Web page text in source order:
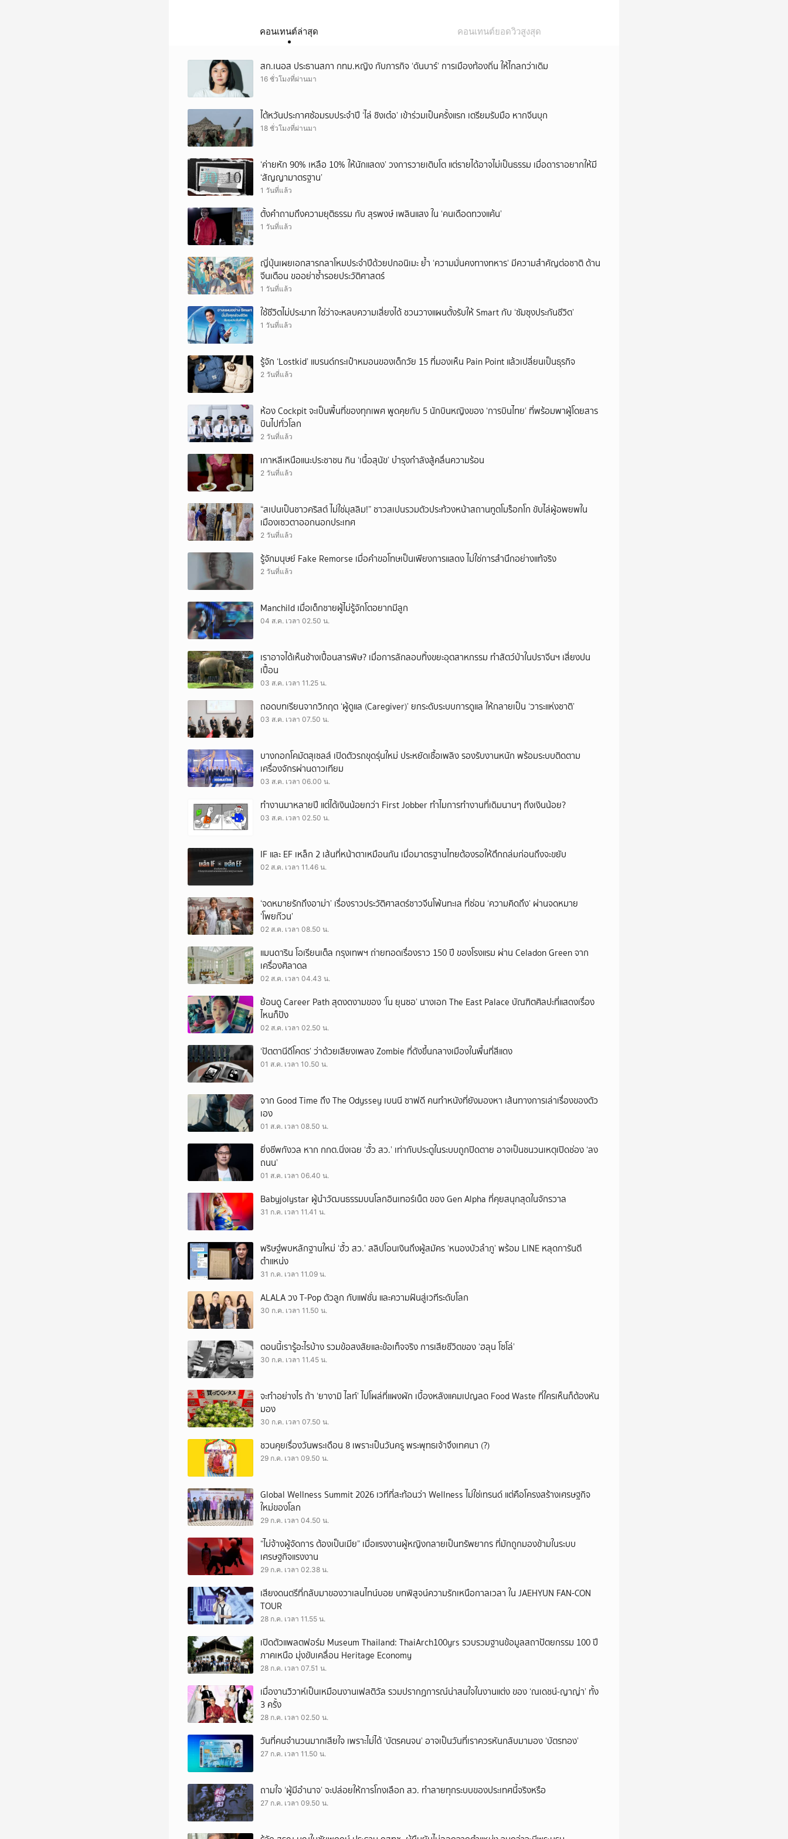
คอนเทนต์ล่าสุด คอนเทนต์ยอดวิวสูงสุด
สก.เนอส ประธานสภา กทม.หญิง กับภารกิจ ‘ดันบาร์’ การเมืองท้องถิ่น ให้ไกลกว่าเดิม
16 ชั่วโมงที่ผ่านมา
ไต้หวันประกาศซ้อมรบประจำปี ‘ไล่ ชิงเต๋อ’ เข้าร่วมเป็นครั้งแรก เตรียมรับมือ หากจีนบุก
18 ชั่วโมงที่ผ่านมา
‘ค่ายหัก 90% เหลือ 10% ให้นักแสดง’ วงการวายเติบโต แต่รายได้อาจไม่เป็นธรรม เมื่อดาราอยากให้มี
‘สัญญามาตรฐาน’
1 วันที่แล้ว
ตั้งคำถามถึงความยุติธรรม กับ สุรพงษ์ เพลินแสง ใน ‘คนเดือดทวงแค้น’
1 วันที่แล้ว
ญี่ปุ่นเผยเอกสารกลาโหมประจำปีด้วยปกอนิเมะ ย้ำ ‘ความมั่นคงทางทหาร’ มีความสำคัญต่อชาติ ด้าน
จีนเตือน ขออย่าซ้ำรอยประวัติศาสตร์
1 วันที่แล้ว
ใช้ชีวิตไม่ประมาท ใช่ว่าจะหลบความเสี่ยงได้ ชวนวางแผนตั้งรับให้ Smart กับ ‘ซัมซุงประกันชีวิต’
1 วันที่แล้ว
รู้จัก ‘Lostkid’ แบรนด์กระเป๋าหมอนของเด็กวัย 15 ที่มองเห็น Pain Point แล้วเปลี่ยนเป็นธุรกิจ
2 วันที่แล้ว
ห้อง Cockpit จะเป็นพื้นที่ของทุกเพศ พูดคุยกับ 5 นักบินหญิงของ ‘การบินไทย’ ที่พร้อมพาผู้โดยสาร
บินไปทั่วโลก
2 วันที่แล้ว
เกาหลีเหนือแนะประชาชน กิน ‘เนื้อสุนัข’ บำรุงกำลังสู้คลื่นความร้อน
2 วันที่แล้ว
“สเปนเป็นชาวคริสต์ ไม่ใช่มุสลิม!” ชาวสเปนรวมตัวประท้วงหน้าสถานทูตโมร็อกโก ขับไล่ผู้อพยพใน
เมืองเซวตาออกนอกประเทศ
2 วันที่แล้ว
รู้จักมนุษย์ Fake Remorse เมื่อคำขอโทษเป็นเพียงการแสดง ไม่ใช่การสำนึกอย่างแท้จริง
2 วันที่แล้ว
Manchild เมื่อเด็กชายผู้ไม่รู้จักโตอยากมีลูก
04 ส.ค. เวลา 02.50 น.
เราอาจได้เห็นช้างเปื้อนสารพิษ? เมื่อการลักลอบทิ้งขยะอุตสาหกรรม ทำสัตว์ป่าในปราจีนฯ เสี่ยงปน
เปื้อน
03 ส.ค. เวลา 11.25 น.
ถอดบทเรียนจากวิกฤต ‘ผู้ดูแล (Caregiver)’ ยกระดับระบบการดูแล ให้กลายเป็น ‘วาระแห่งชาติ’
03 ส.ค. เวลา 07.50 น.
บางกอกโคมัตสุเซลส์ เปิดตัวรถขุดรุ่นใหม่ ประหยัดเชื้อเพลิง รองรับงานหนัก พร้อมระบบติดตาม
เครื่องจักรผ่านดาวเทียม
03 ส.ค. เวลา 06.00 น.
ทำงานมาหลายปี แต่ได้เงินน้อยกว่า First Jobber ทำไมการทำงานที่เดิมนานๆ ถึงเงินน้อย?
03 ส.ค. เวลา 02.50 น.
IF และ EF เหล็ก 2 เส้นที่หน้าตาเหมือนกัน เมื่อมาตรฐานไทยต้องรอให้ตึกถล่มก่อนถึงจะขยับ
02 ส.ค. เวลา 11.46 น.
‘จดหมายรักถึงอาม่า’ เรื่องราวประวัติศาสตร์ชาวจีนโพ้นทะเล ที่ซ่อน ‘ความคิดถึง’ ผ่านจดหมาย
‘โพยก๊วน’
02 ส.ค. เวลา 08.50 น.
แมนดาริน โอเรียนเต็ล กรุงเทพฯ ถ่ายทอดเรื่องราว 150 ปี ของโรงแรม ผ่าน Celadon Green จาก
เครื่องศิลาดล
02 ส.ค. เวลา 04.43 น.
ย้อนดู Career Path สุดงดงามของ ‘โน ยุนซอ’ นางเอก The East Palace บัณฑิตศิลปะที่แสดงเรื่อง
ไหนก็ปัง
02 ส.ค. เวลา 02.50 น.
‘ปัตตานีดีโคตร’ ว่าด้วยเสียงเพลง Zombie ที่ดังขึ้นกลางเมืองในพื้นที่สีแดง
01 ส.ค. เวลา 10.50 น.
จาก Good Time ถึง The Odyssey เบนนี ซาฟดี คนทำหนังที่ยังมองหา เส้นทางการเล่าเรื่องของตัว
เอง
01 ส.ค. เวลา 08.50 น.
ยิ่งชีพกังวล หาก กกต.นิ่งเฉย ‘ฮั้ว สว.’ เท่ากับประตูในระบบถูกปิดตาย อาจเป็นชนวนเหตุเปิดช่อง ‘ลง
ถนน’
01 ส.ค. เวลา 06.40 น.
Babyjolystar ผู้นำวัฒนธรรมบนโลกอินเทอร์เน็ต ของ Gen Alpha ที่คุยสนุกสุดในจักรวาล
31 ก.ค. เวลา 11.41 น.
พริษฐ์พบหลักฐานใหม่ ‘ฮั้ว สว.’ สลิปโอนเงินถึงผู้สมัคร ‘หนองบัวลำภู’ พร้อม LINE หลุดการันตี
ตำแหน่ง
31 ก.ค. เวลา 11.09 น.
ALALA วง T-Pop ตัวลูก กับแฟชั่น และความฝันสู่เวทีระดับโลก
30 ก.ค. เวลา 11.50 น.
ตอนนี้เรารู้อะไรบ้าง รวมข้อสงสัยและข้อเท็จจริง การเสียชีวิตของ ‘ฮลุน โซโล่’
30 ก.ค. เวลา 11.45 น.
จะทำอย่างไร ถ้า ‘ยางามิ ไลท์’ ไปโผล่ที่แผงผัก เบื้องหลังแคมเปญลด Food Waste ที่ใครเห็นก็ต้องหัน
มอง
30 ก.ค. เวลา 07.50 น.
ชวนคุยเรื่องวันพระเดือน 8 เพราะเป็นวันครู พระพุทธเจ้าจึงเทศนา (?)
29 ก.ค. เวลา 09.50 น.
Global Wellness Summit 2026 เวทีที่สะท้อนว่า Wellness ไม่ใช่เทรนด์ แต่คือโครงสร้างเศรษฐกิจ
ใหม่ของโลก
29 ก.ค. เวลา 04.50 น.
“ไม่จ้างผู้จัดการ ต้องเป็นเมีย” เมื่อแรงงานผู้หญิงกลายเป็นทรัพยากร ที่มักถูกมองข้ามในระบบ
เศรษฐกิจแรงงาน
29 ก.ค. เวลา 02.38 น.
เสียงดนตรีที่กลับมาของวาเลนไทน์บอย บทพิสูจน์ความรักเหนือกาลเวลา ใน JAEHYUN FAN-CON
TOUR
28 ก.ค. เวลา 11.55 น.
เปิดตัวแพลตฟอร์ม Museum Thailand: ThaiArch100yrs รวบรวมฐานข้อมูลสถาปัตยกรรม 100 ปี
ภาคเหนือ มุ่งขับเคลื่อน Heritage Economy
28 ก.ค. เวลา 07.51 น.
เมื่องานวิวาห์เป็นเหมือนงานเฟสติวัล รวมปรากฏการณ์น่าสนใจในงานแต่ง ของ ‘ณเดชน์-ญาญ่า’ ทั้ง
3 ครั้ง
28 ก.ค. เวลา 02.50 น.
วันที่คนจำนวนมากเสียใจ เพราะไม่ได้ ‘บัตรคนจน’ อาจเป็นวันที่เราควรหันกลับมามอง ‘บัตรทอง’
27 ก.ค. เวลา 11.50 น.
ถามใจ ‘ผู้มีอำนาจ’ จะปล่อยให้การโกงเลือก สว. ทำลายทุกระบบของประเทศนี้จริงหรือ
27 ก.ค. เวลา 09.50 น.